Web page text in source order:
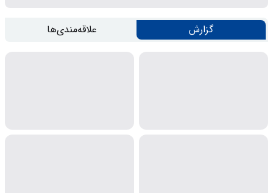
گزارش علاقه‌مندی‌ها